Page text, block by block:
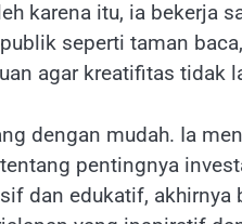
karena itu, ia bekerja
seperti taman
agar kreatifitas tidak
dengan mudah. Ia
pentingnya
dan edukatif,